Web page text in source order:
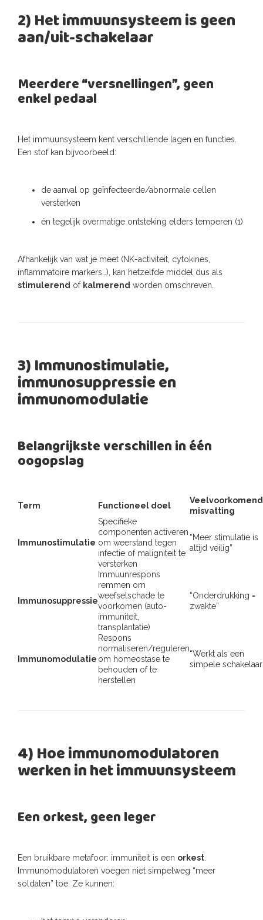
2) Het immuunsysteem is geen
aan/uit-schakelaar
Meerdere “versnellingen”, geen
enkel pedaal
Het immuunsysteem kent verschillende lagen en functies.
Een stof kan bijvoorbeeld:
de aanval op geïnfecteerde/abnormale cellen
versterken
én tegelijk overmatige ontsteking elders temperen (1)
Afhankelijk van wat je meet (NK-activiteit, cytokines,
inflammatoire markers…), kan hetzelfde middel dus als
stimulerend of kalmerend worden omschreven.
3) Immunostimulatie,
immunosuppressie en
immunomodulatie
Belangrijkste verschillen in één
oogopslag
Term Functioneel doel
misvatting
Immunostimulatie
Specifieke
componenten activeren
om weerstand tegen
infectie of maligniteit te
versterken
“Meer stimulatie is
altijd veilig”
Immunosuppressie
Immuunrespons
remmen om
weefselschade te
voorkomen (auto-
immuniteit,
transplantatie)
“Onderdrukking =
zwakte”
Immunomodulatie
Respons
normaliseren/reguleren
om homeostase te
behouden of te
herstellen
“Werkt als een
simpele
4) Hoe immunomodulatoren
werken in het immuunsysteem
Een orkest, geen leger
Een bruikbare metafoor: immuniteit is een orkest
Immunomodulatoren voegen niet simpelweg “meer
soldaten” toe. Ze kunnen: